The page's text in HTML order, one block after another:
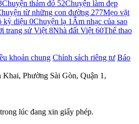
Chuyện thảm đỏ 52Chuyện làm đẹp
từ những con đường 277Mẹo vặt
kỳ diệu 0Chuyện lạ 1 Âm nhạc của sao
trang sử Việt 8Nhà đất Việt 60Thể thao
khoản chung Chính sách riêng tư Báo
Phường Sài Gòn, Quận 1,
lúc đang xin giấy phép.